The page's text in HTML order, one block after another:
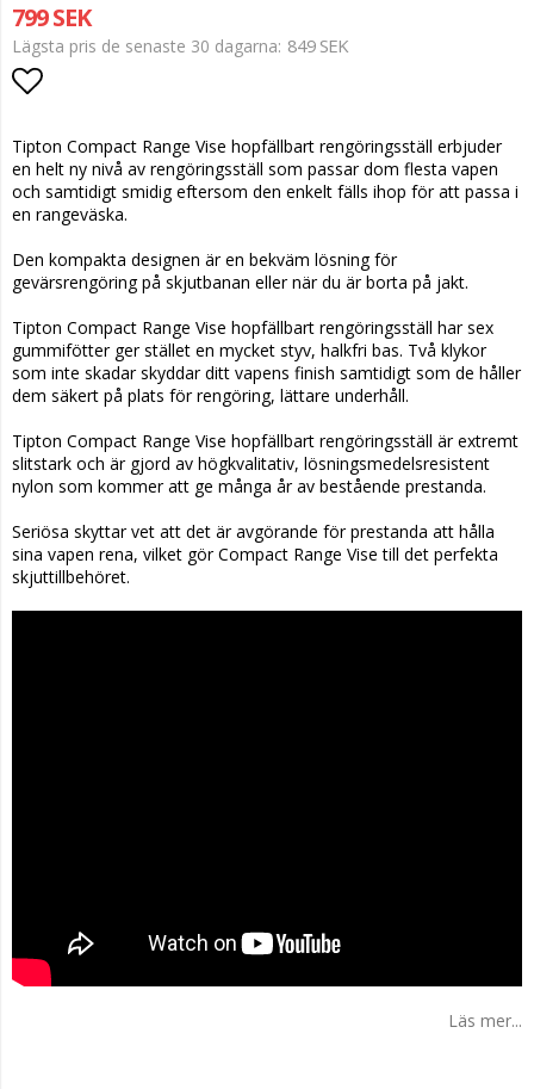
799 SEK
Lägsta pris de senaste 30 dagarna 849 SEK
Tipton Compact Range Vise hopfällbart rengöringsställ erbjuder
en helt ny nivå av rengöringsställ som passar dom flesta vapen
och samtidigt smidig eftersom den enkelt fälls ihop för att passa i
en rangeväska.
Den kompakta designen är en bekväm lösning för
gevärsrengöring på skjutbanan eller när du är borta på jakt.
Tipton Compact Range Vise hopfällbart rengöringsställ har sex
gummifötter ger stället en mycket styv, halkfri bas. Två klykor
som inte skadar skyddar ditt vapens finish samtidigt som de håller
dem säkert på plats för rengöring, lättare underhåll.
Tipton Compact Range Vise hopfällbart rengöringsställ är extremt
slitstark och är gjord av högkvalitativ, lösningsmedelsresistent
nylon som kommer att ge många år av bestående prestanda.
Seriösa skyttar vet att det är avgörande för prestanda att hålla
sina vapen rena, vilket gör Compact Range Vise till det perfekta
skjuttillbehöret.
Läs mer...